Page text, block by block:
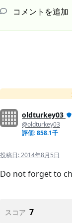
コメントを追加
oldturkey03
@oldturkey03
評価: 858.1千
投稿日:2014年8月5日
Do not forget to
スコア 7